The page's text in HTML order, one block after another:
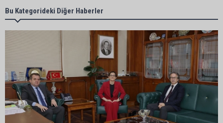
Bekir Şimşek’ten Mustafa Özkan’a ziyaret
Ceyhan’da asfalt çalışmaları sürüyor
Ceyhan’da açık hava sineması keyfi iki farklı
parkta devam ediyor
Bu Kategorideki Diğer Haberler